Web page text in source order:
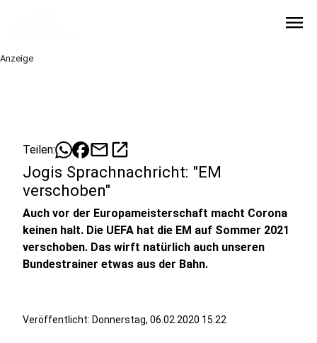
menu
Anzeige
Teilen: mailopen_in_new
Jogis Sprachnachricht: "EM
verschoben"
Auch vor der Europameisterschaft macht Corona
keinen halt. Die UEFA hat die EM auf Sommer 2021
verschoben. Das wirft natürlich auch unseren
Bundestrainer etwas aus der Bahn.
Veröffentlicht: Donnerstag, 06.02.2020 15:22